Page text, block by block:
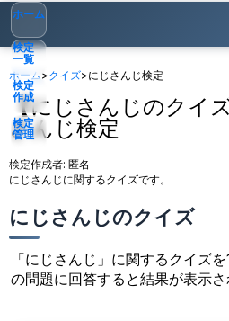
ホーム
検定
一覧
検定
作成
検定
管理
ゲスト▾
ホーム>クイズ>にじさんじ検定
【にじさんじのクイ
さんじ検定
検定作成者: 匿名
にじさんじに関するクイズです。
にじさんじのクイズ
「にじさんじ」に関するクイズ
の問題に回答すると結果が表示さ